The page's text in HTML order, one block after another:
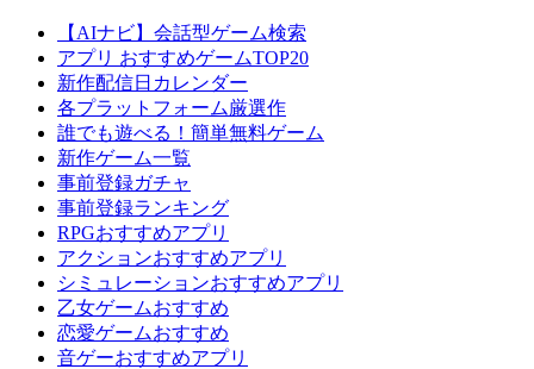
【AIナビ】会話型ゲーム検索
アプリ おすすめゲームTOP20
新作配信日カレンダー
各プラットフォーム厳選作
誰でも遊べる！簡単無料ゲーム
新作ゲーム一覧
事前登録ガチャ
事前登録ランキング
RPGおすすめアプリ
アクションおすすめアプリ
シミュレーションおすすめアプリ
乙女ゲームおすすめ
恋愛ゲームおすすめ
音ゲーおすすめアプリ